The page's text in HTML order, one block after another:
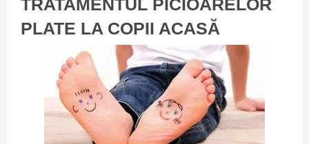
TRATAMENTUL PICIOARELOR
PLATE LA COPII ACASĂ